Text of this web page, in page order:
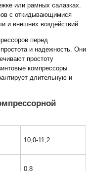
или рамных салазках.
с откидывающимися
и внешних воздействий.
перед
и надежность. Они
простоту
компрессоры
длительную и
10,0-11,2
0,8